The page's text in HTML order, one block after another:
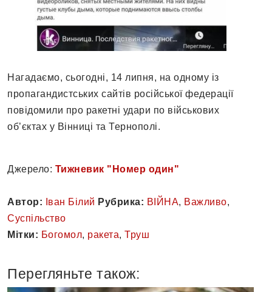
Нагадаємо, сьогодні, 14 липня, на одному із
пропагандистських сайтів російської федерації
повідомили про ракетні удари по військових
об’єктах у Вінниці та Тернополі.
Джерело: Тижневик "Номер один"
Автор: Іван Білий Рубрика: ВІЙНА, Важливо,
Суспільство
Мітки: Богомол, ракета, Труш
Перегляньте також: